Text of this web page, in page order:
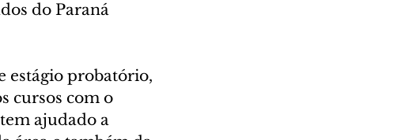
do Paraná
estágio probatório,
cursos com o
ajudado a